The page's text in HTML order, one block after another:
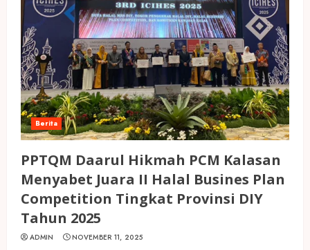
Berita
PPTQM Daarul Hikmah PCM Kalasan
Menyabet Juara II Halal Busines Plan
Competition Tingkat Provinsi DIY
Tahun 2025
ADMIN NOVEMBER 11, 2025